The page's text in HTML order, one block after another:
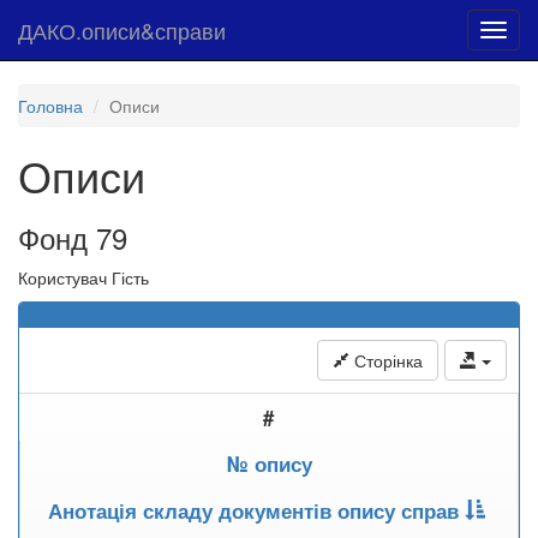
ДАКО.описи&справи
Головна Описи
Описи
Фонд 79
Користувач Гість
Сторінка
#
№ опису
Анотація складу документів опису справ